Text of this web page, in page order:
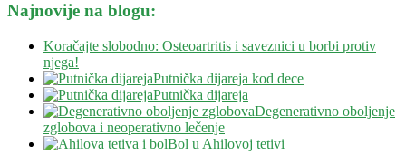
Najnovije na blogu:
Koračajte slobodno: Osteoartritis i saveznici u borbi protiv
njega!
Putnička dijareja kod dece
Putnička dijareja
Degenerativno oboljenje
zglobova i neoperativno lečenje
Bol u Ahilovoj tetivi